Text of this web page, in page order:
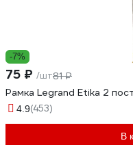
-7%
75 ₽ /шт81 ₽
Рамка Legrand Etika 2
4.9(453)
В